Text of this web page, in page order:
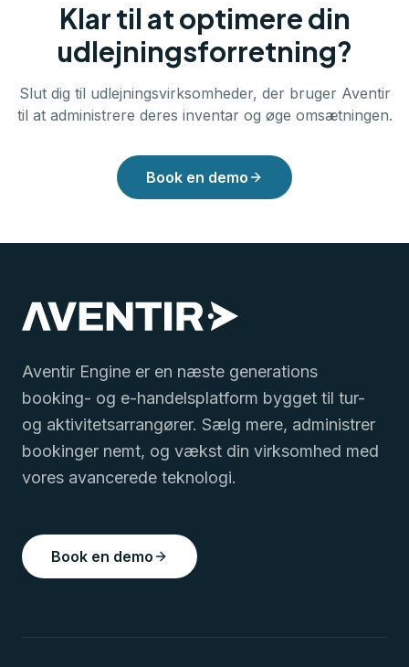
Klar til at optimere din
udlejningsforretning?
Slut dig til udlejningsvirksomheder, der bruger Aventir
til at administrere deres inventar og øge omsætningen.
Book en demo
Aventir Engine er en næste generations
booking- og e-handelsplatform bygget til tur-
og aktivitetsarrangører. Sælg mere, administrer
bookinger nemt, og vækst din virksomhed med
vores avancerede teknologi.
Book en demo